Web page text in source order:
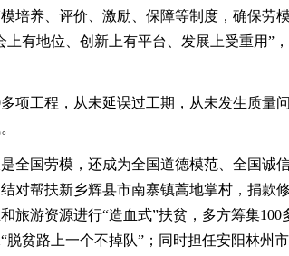
培养、评价、激励、保障等制度，确保劳模
有地位、创新上有平台、发展上受重用”
工程，从未延误过工期，从未发生质量问
国劳模，还成为全国道德模范、全国诚
对帮扶新乡辉县市南寨镇蒿地掌村，捐款修
旅游资源进行“造血式”扶贫，多方筹集100
贫路上一个不掉队”；同时担任安阳林州